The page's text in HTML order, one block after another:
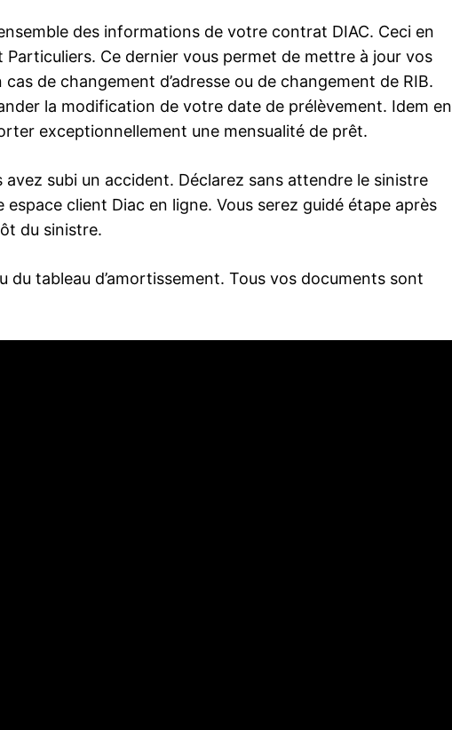
des informations de votre contrat DIAC. Ceci en
Ce dernier vous permet de mettre à jour vos
de changement d’adresse ou de changement de RIB.
la modification de votre date de prélèvement. Idem en
exceptionnellement une mensualité de prêt.
subi un accident. Déclarez sans attendre le sinistre
espace client Diac en ligne. Vous serez guidé étape après
du sinistre.
du tableau d’amortissement. Tous vos documents sont